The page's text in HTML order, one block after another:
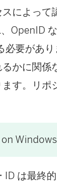
によって
OpenID
必要があ
かに関
す。リポ
on Windows
ID は最終